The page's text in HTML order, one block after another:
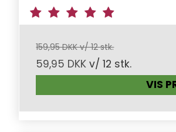
159,95 DKK v/ 12 stk.
59,95 DKK v/ 12 stk.
VIS